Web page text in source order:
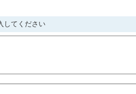
してください